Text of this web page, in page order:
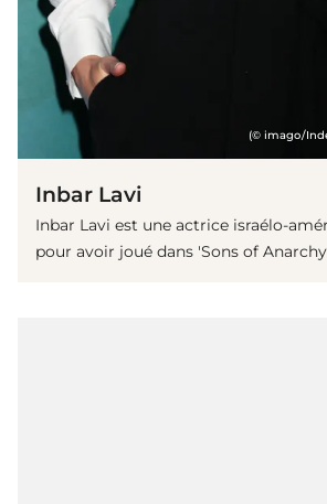
(© imago/
Inbar Lavi
Inbar Lavi est une actrice israélo-
pour avoir joué dans 'Sons of